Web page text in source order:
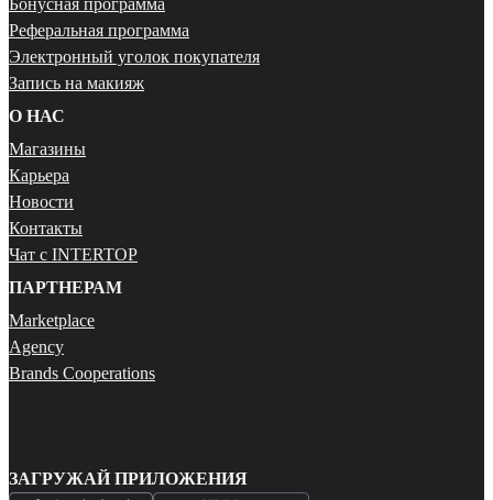
Реферальная программа
Электронный уголок покупателя
Запись на макияж
О НАС
Магазины
Карьера
Новости
Контакты
Чат с INTERTOP
ПАРТНЕРАМ
Marketplace
Agency
Brands Cooperations
ЗАГРУЖАЙ ПРИЛОЖЕНИЯ